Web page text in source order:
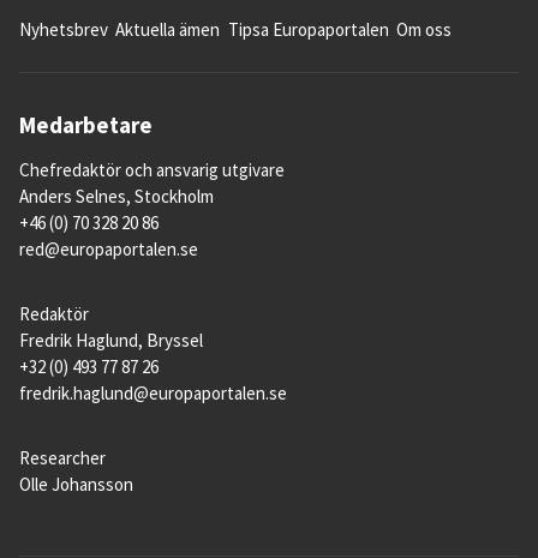
Nyhetsbrev Aktuella ämen Tipsa Europaportalen Om oss
Medarbetare
Chefredaktör och ansvarig utgivare
Anders Selnes, Stockholm
+46 (0) 70 328 20 86
red@europaportalen.se
Redaktör
Fredrik Haglund, Bryssel
+32 (0) 493 77 87 26
fredrik.haglund@europaportalen.se
Researcher
Olle Johansson